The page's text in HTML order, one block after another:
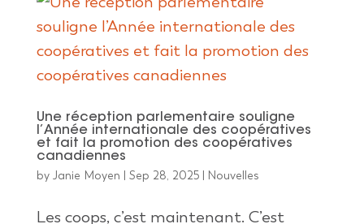
Une réception parlementaire souligne
l’Année internationale des coopératives
et fait la promotion des coopératives
canadiennes
by Janie Moyen | Sep 28, 2025| Nouvelles
Les coops, c’est maintenant. C’est